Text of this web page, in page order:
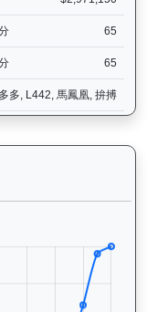
65
65
多, L442, 馬鳳凰, 拚搏
勢圖表：追蹤香港